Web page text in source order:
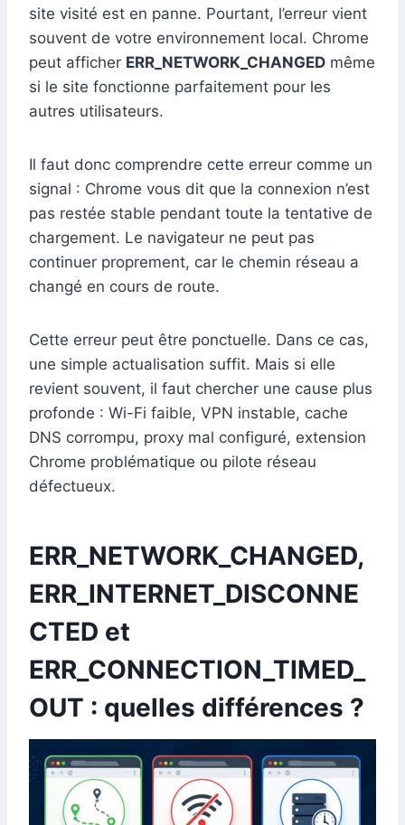
site visité est en panne. Pourtant, l’erreur vient
souvent de votre environnement local. Chrome
peut afficher ERR_NETWORK_CHANGED même
si le site fonctionne parfaitement pour les
autres utilisateurs.
Il faut donc comprendre cette erreur comme un
signal : Chrome vous dit que la connexion n’est
pas restée stable pendant toute la tentative de
chargement. Le navigateur ne peut pas
continuer proprement, car le chemin réseau a
changé en cours de route.
Cette erreur peut être ponctuelle. Dans ce cas,
une simple actualisation suffit. Mais si elle
revient souvent, il faut chercher une cause plus
profonde : Wi-Fi faible, VPN instable, cache
DNS corrompu, proxy mal configuré, extension
Chrome problématique ou pilote réseau
défectueux.
ERR_NETWORK_CHANGED,
ERR_INTERNET_DISCONNE
CTED et
ERR_CONNECTION_TIMED_
OUT : quelles différences ?